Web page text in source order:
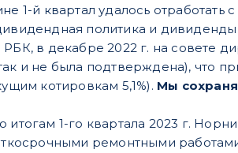
1-й квартал удалось
политика и
в декабре 2022 г. на совете
и не была подтверждена), что
котировкам 5,1%). Мы
итогам 1-го квартала 2023 г.
ремонтными